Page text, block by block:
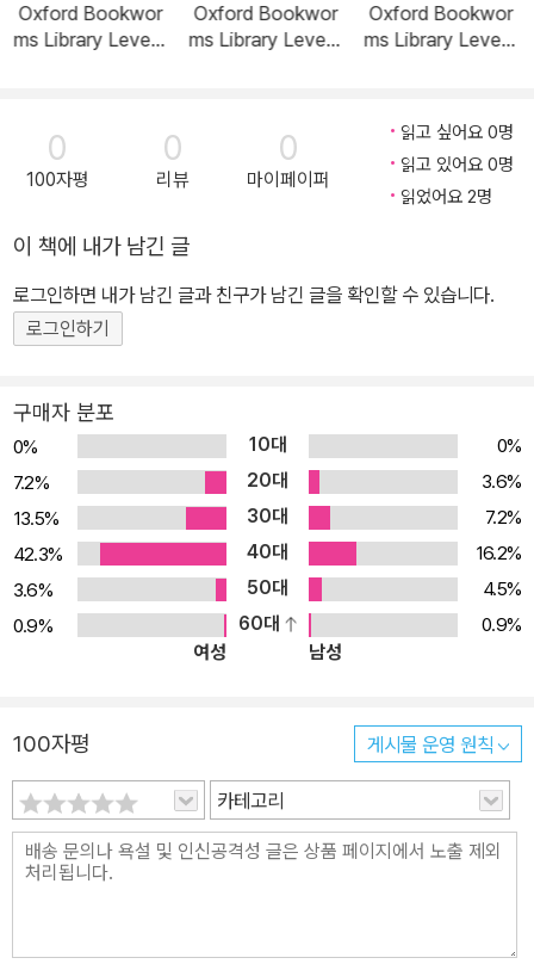
Oxford Bookwor
ms Library Level 1
Oxford Bookwor
ms Library Level 1
Oxford Bookwor
ms Library Level 1
3rd Edition)
0
100자평
0
리뷰
0
마이페이퍼
읽고 싶어요 0명
읽고 있어요 0명
읽었어요 2명
이 책에 내가 남긴 글
로그인하면 내가 남긴 글과 친구가 남긴 글을 확인할 수 있습니다.
로그인하기
구매자 분포
0% 10대
0%
7.2%
20대
3.6%
13.5%
30대
7.2%
42.3%
40대
16.2%
3.6%
50대
4.5%
0.9%
60대
0.9%
여성
남성
100자평 게시물 운영 원칙
카테고리